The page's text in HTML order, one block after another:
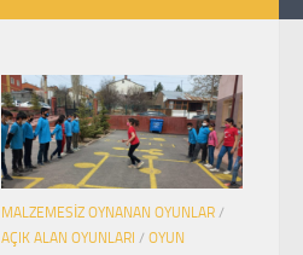
MALZEMESIZ OYNANAN OYUNLAR /
AÇIK ALAN OYUNLARI / OYUN